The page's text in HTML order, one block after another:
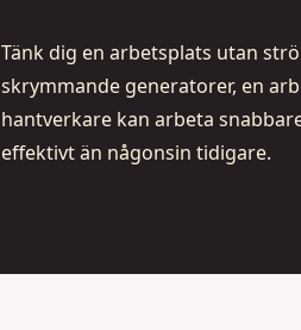
Tänk dig en arbetsplats utan
skrymmande generatorer, en
hantverkare kan arbeta
effektivt än någonsin tidigare.